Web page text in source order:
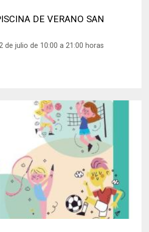
DE VERANO SAN
de julio de 10:00 a 21:00 horas